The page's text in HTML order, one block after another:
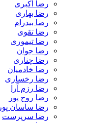
رضا اکبری
رضا بهاری
رضا بیدرام
رضا تقوی
رضا تیموری
رضا جوان
رضا چناری
رضا خادمیان
رضا رخساری
رضا رزم آرا
رضا روح پور
رضا ساسان پور
رضا سرپرست